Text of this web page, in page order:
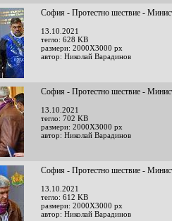
София - Протестно шествие -
13.10.2021
тегло: 628 KB
размери: 2000X3000 px
автор: Николай Варадинов
София - Протестно шествие -
13.10.2021
тегло: 702 KB
размери: 2000X3000 px
автор: Николай Варадинов
София - Протестно шествие -
13.10.2021
тегло: 612 KB
размери: 2000X3000 px
автор: Николай Варадинов